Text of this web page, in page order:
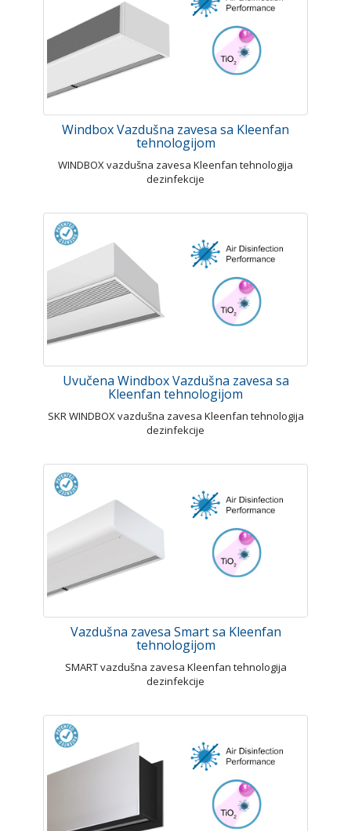
Windbox Vazdušna zavesa sa Kleenfan
tehnologijom
WINDBOX vazdušna zavesa Kleenfan tehnologija
dezinfekcije
Uvučena Windbox Vazdušna zavesa sa
Kleenfan tehnologijom
SKR WINDBOX vazdušna zavesa Kleenfan tehnologija
dezinfekcije
Vazdušna zavesa Smart sa Kleenfan
tehnologijom
SMART vazdušna zavesa Kleenfan tehnologija
dezinfekcije